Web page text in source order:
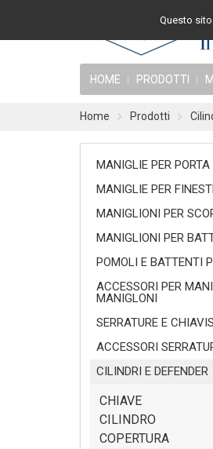
HOME PRODOTTI
Home Prodotti
MANIGLIE PER PORTA
MANIGLIE PER
MANIGLIONI PER
MANIGLIONI PER
POMOLI E BATTENTI
ACCESSORI PER
MANIGLONI
SERRATURE E
ACCESSORI
CILINDRI E DEFENDER
CHIAVE
CILINDRO
COPERTURA
Questo